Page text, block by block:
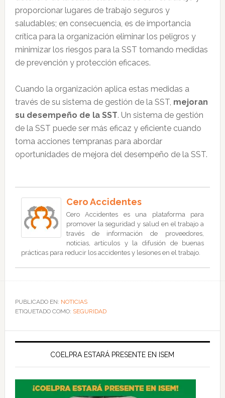
proporcionar lugares de trabajo seguros y
saludables; en consecuencia, es de importancia
crítica para la organización eliminar los peligros y
minimizar los riesgos para la SST tomando medidas
de prevención y protección eficaces.
Cuando la organización aplica estas medidas a
través de su sistema de gestión de la SST, mejoran
su desempeño de la SST. Un sistema de gestión
de la SST puede ser más eficaz y eficiente cuando
toma acciones tempranas para abordar
oportunidades de mejora del desempeño de la SST.
Cero Accidentes
Cero Accidentes es una plataforma para
promover la seguridad y salud en el trabajo a
través de información de proveedores,
noticias, artículos y la difusión de buenas
prácticas para reducir los accidentes y lesiones en el trabajo.
PUBLICADO EN: NOTICIAS
ETIQUETADO COMO: SEGURIDAD
COELPRA ESTARÁ PRESENTE EN ISEM